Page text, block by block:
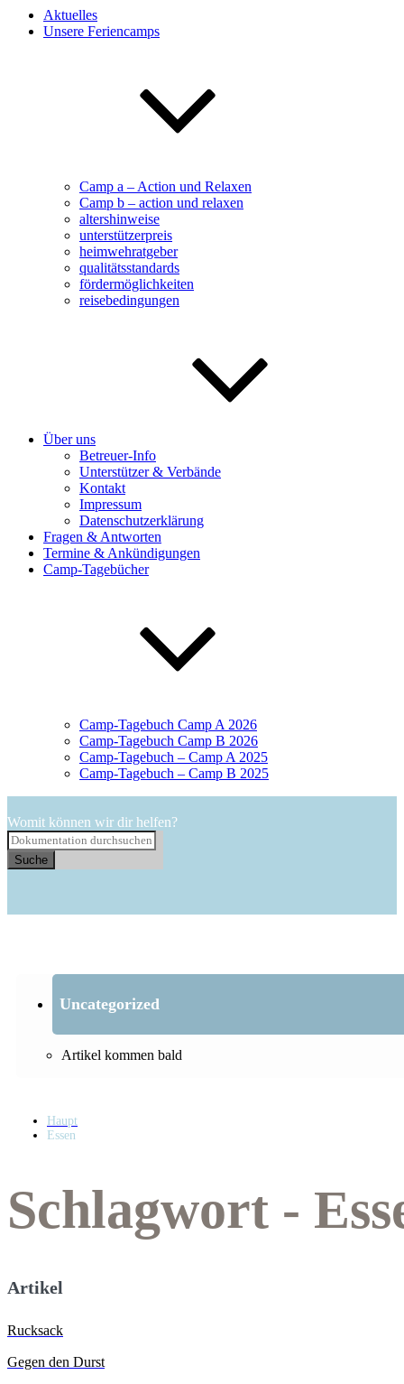
Aktuelles
Unsere Feriencamps
Camp a – Action und Relaxen
Camp b – action und relaxen
altershinweise
unterstützerpreis
heimwehratgeber
qualitätsstandards
fördermöglichkeiten
reisebedingungen
Über uns
Betreuer-Info
Unterstützer & Verbände
Kontakt
Impressum
Datenschutzerklärung
Fragen & Antworten
Termine & Ankündigungen
Camp-Tagebücher
Camp-Tagebuch Camp A 2026
Camp-Tagebuch Camp B 2026
Camp-Tagebuch – Camp A 2025
Camp-Tagebuch – Camp B 2025
Womit können wir dir helfen?
Suche
Uncategorized
Artikel kommen bald
Haupt
Essen
Schlagwort -
Artikel
Rucksack
Gegen den Durst